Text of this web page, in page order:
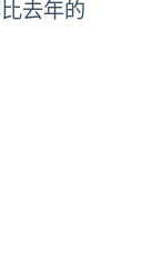
去年的